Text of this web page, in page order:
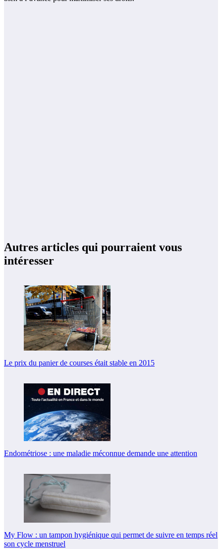
Autres articles qui pourraient vous
intéresser
Le prix du panier de courses était stable en 2015
Endométriose : une maladie méconnue demande une attention
My Flow : un tampon hygiénique qui permet de suivre en temps réel
son cycle menstruel